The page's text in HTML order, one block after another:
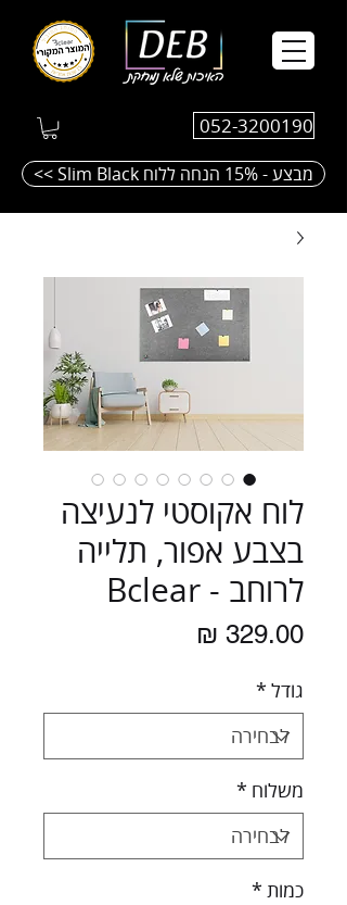
052-3200190
<< Slim Black מבצע - 15% הנחה ללוח
לוח אקוסטי לנעיצה
בצבע אפור, תלייה
לרוחב - Bclear
גודל *
משלוח *
כמות *